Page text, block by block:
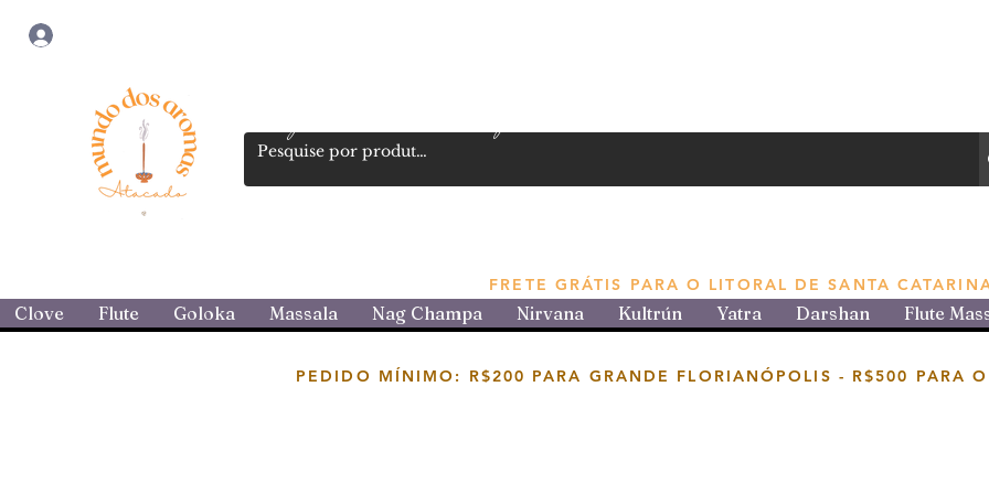
Clove Flute Goloka Massala Nag Champa Nirvana Kultrún Yatra Darshan Flute
FRETE GRÁTIS PARA O LITORAL DE SANTA
PEDIDO MÍNIMO: R$200 PARA GRANDE FLORIANÓPOLIS - R$500 PARA